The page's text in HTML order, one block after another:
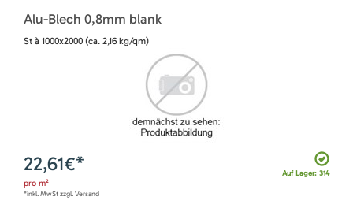
Alu-Blech 0,8mm blank
St à 1000x2000 (ca. 2,16 kg/qm)
Auf Lager: 314
22,61€*
pro m²
*inkl. MwSt zzgl. Versand